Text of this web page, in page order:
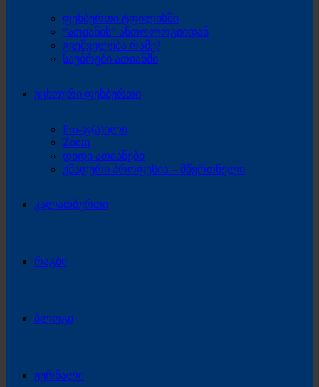
ფეხბურთი ტფილისში
“ათიანის” ანთოლოგიიდან
გვეშველება რამე?
საუბრები ათიანში
უცხოური ფეხბურთი
Pro-ფ(ა)ილი
Zoom
დიდი ათიანები
უმადური პროფესია – მწვრთნელი
კალათბურთი
რაგბი
ბლოგი
ჟურნალი